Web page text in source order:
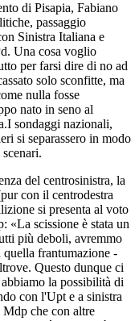
di Pisapia, Fabiano
passaggio
Sinistra Italiana e
Una cosa voglio
per farsi dire di no ad
solo sconfitte, ma
nulla fosse
nato in seno al
sondaggi nazionali,
si separassero in modo
del centrosinistra, la
con il centrodestra
si presenta al voto
«La scissione è stata un
più deboli, avremmo
frantumazione -
Questo dunque ci
la possibilità di
con l'Upt e a sinistra
Mdp che con altre